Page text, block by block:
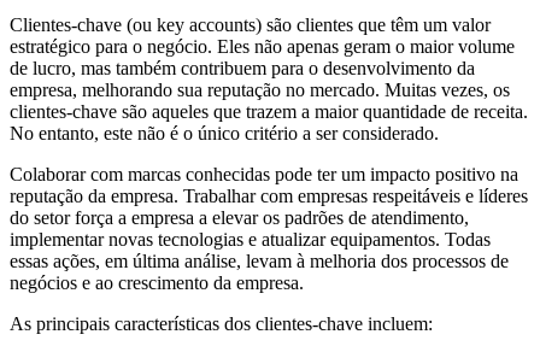
Clientes-chave (ou key accounts) são clientes que têm um valor
estratégico para o negócio. Eles não apenas geram o maior volume
de lucro, mas também contribuem para o desenvolvimento da
empresa, melhorando sua reputação no mercado. Muitas vezes, os
clientes-chave são aqueles que trazem a maior quantidade de receita.
No entanto, este não é o único critério a ser considerado.
Colaborar com marcas conhecidas pode ter um impacto positivo na
reputação da empresa. Trabalhar com empresas respeitáveis e líderes
do setor força a empresa a elevar os padrões de atendimento,
implementar novas tecnologias e atualizar equipamentos. Todas
essas ações, em última análise, levam à melhoria dos processos de
negócios e ao crescimento da empresa.
As principais características dos clientes-chave incluem: